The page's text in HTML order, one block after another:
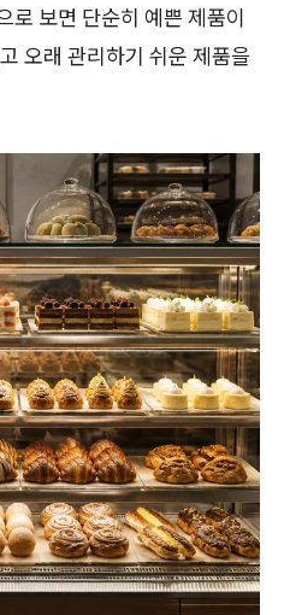
로 보면 단순히 예쁜 제품이
오래 관리하기 쉬운 제품을